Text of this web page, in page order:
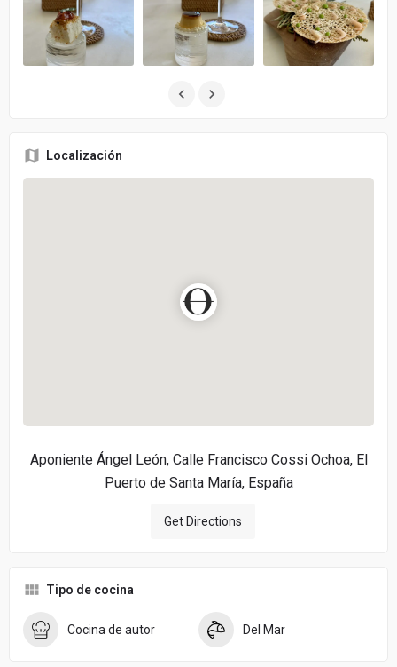
Localización
Aponiente Ángel León, Calle Francisco Cossi Ochoa, El
Puerto de Santa María, España
Get Directions
Tipo de cocina
Cocina de autor Del Mar